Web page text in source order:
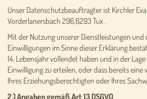
Unser Datenschutzbeauftragter ist Kirchler
Vorderlanersbach 296,6293 Tux .
Mit der Nutzung unserer Dienstleistungen und
Einwilligungen im Sinne dieser Erklärung
14. Lebensjahr vollendet haben und in der
Einwilligung zu erteilen, oder dass bereits
Ihres Erziehungsberechtigten oder Ihres
2.) Angaben gemäß Art 13 DSGVO